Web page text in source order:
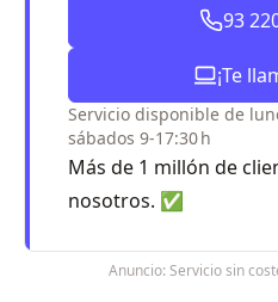
93
¡Te
Servicio disponible de
sábados 9-17:30 h
Más de 1 millón de
nosotros. ✅
Anuncio: Servicio sin